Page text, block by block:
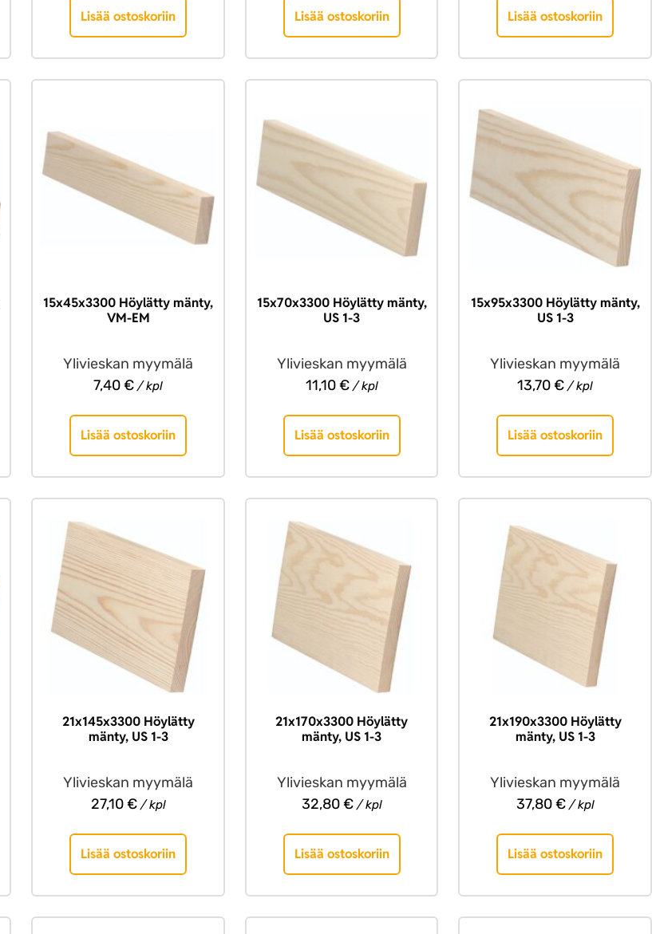
Lisää ostoskoriin Lisää ostoskoriin Lisää ostoskoriin
15x45x3300 Höylätty mänty,
VM-EM
Ylivieskan myymälä
7,40€ / kpl
Lisää ostoskoriin
15x70x3300 Höylätty mänty,
US 1-3
Ylivieskan myymälä
11,10€/ kpl
Lisää ostoskoriin
15x95x3300 Höylätty mänty,
US 1-3
Ylivieskan myymälä
13,70€ / kpl
Lisää ostoskoriin
21x145x3300 Höylätty
mänty, US 1-3
Ylivieskan myymälä
27,10€/ kpl
Lisää ostoskoriin
21x170x3300 Höylätty
mänty, US 1-3
Ylivieskan myymälä
32,80€/ kpl
Lisää ostoskoriin
21x190x3300 Höylätty
mänty, US 1-3
Ylivieskan myymälä
37,80€/ kpl
Lisää ostoskoriin